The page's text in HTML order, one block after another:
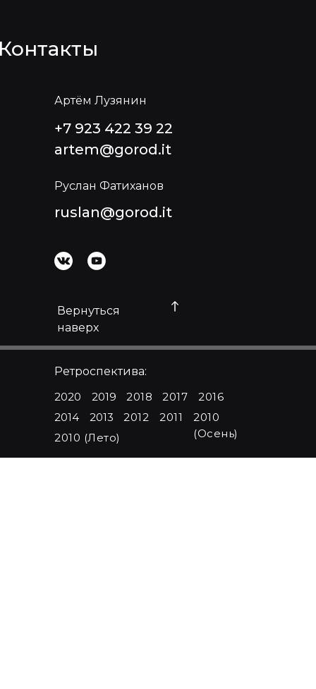
10 : 10 :
Артём Лузянин
+7 923 422 39 22
artem@gorod.it
Руслан Фатиханов
ruslan@gorod.it
Ретроспектива:
2020
2019 2018 2017
2016
2014
2013 2012 2011
2010
(Осень)
2010 (Лето)
Вернуться
наверх